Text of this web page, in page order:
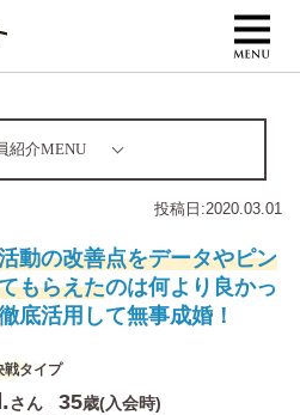
紹介MENU
投稿日:2020.03.01
動の改善点をデータやピン
もらえたのは何より良かっ
底活用して無事成婚！
戦タイプ
さん 35歳(入会時)